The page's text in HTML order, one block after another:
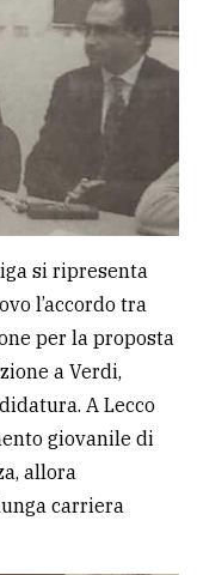
si ripresenta
l’accordo tra
per la proposta
a Verdi,
A Lecco
giovanile di
allora
carriera